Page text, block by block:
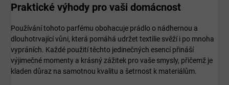
Praktické výhody pro vaši domácnost
Používání tohoto parfému obohacuje prádlo o nádhernou a
dlouhotrvající vůni, která pomáhá udržet textilie svěží i po mnoha
vypráních. Každé použití těchto jedinečných esencí přináší
výjimečné momenty a krásný zážitek pro vaše smysly, přičemž je
kladen důraz na samotnou kvalitu a šetrnost k materiálům.